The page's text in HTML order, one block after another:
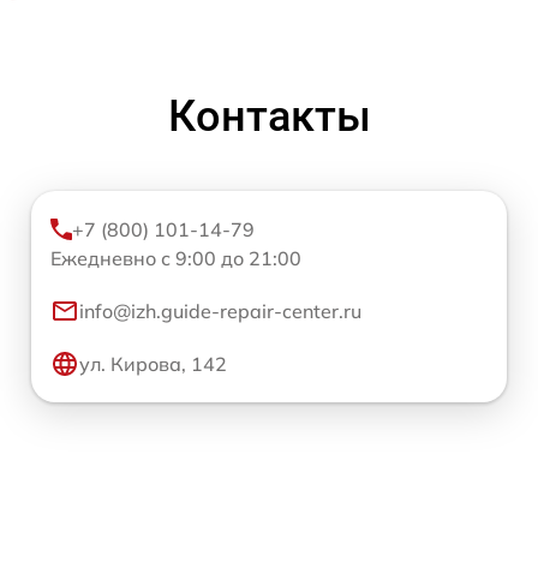
Контакты
+7 (800) 101-14-79
Ежедневно с 9:00 до 21:00
info@izh.guide-repair-center.ru
ул. Кирова, 142